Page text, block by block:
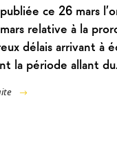
ce 26 mars
relative à la
délais arrivant à
la période allant